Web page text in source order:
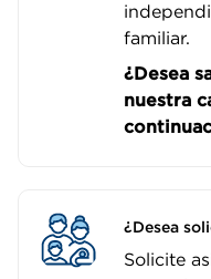
familiar.
¿Desea
nuestra
¿Desea
Solicite